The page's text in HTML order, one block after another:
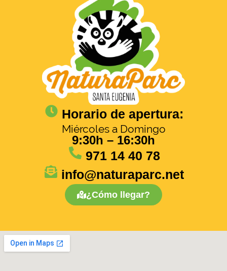
Horario de apertura:
Miércoles a Domingo
9:30h – 16:30h
971 14 40 78
info@naturaparc.net
¿Cómo llegar?